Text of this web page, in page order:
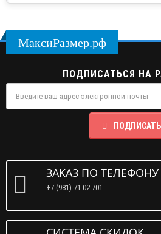
МаксиРазмер.рф
ПОДПИСАТЬСЯ НА
ЗАКАЗ ПО ТЕЛЕФОНУ
+7 (981) 71-02-701